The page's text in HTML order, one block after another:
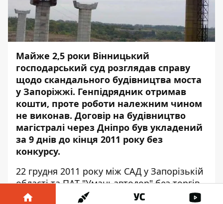
Майже 2,5 роки Вінницький
господарський суд розглядав справу
щодо скандального будівництва моста
у Запоріжжі. Генпідрядник отримав
кошти, проте роботи належним чином
не виконав. Договір на будівництво
магістралі через Дніпро був укладений
за 9 днів до кінця 2011 року без
конкурсу.
22 грудня 2011 року між САД у Запорізькій
області та ПАТ "Уманьавтодор" без торгів
укладено договір на
будівництво